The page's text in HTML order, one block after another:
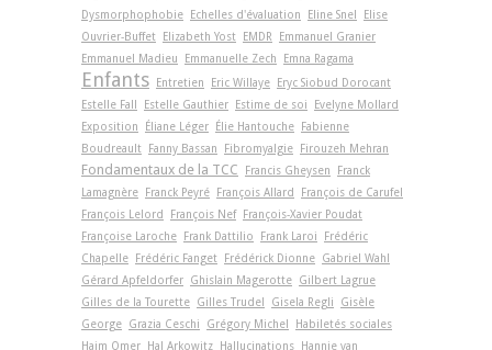
Dysmorphophobie Echelles d'évaluation Eline Snel
Elise
Ouvrier-Buffet Elizabeth Yost EMDR
Emmanuel Granier
Emmanuel Madieu
Emmanuelle Zech Emna Ragama
Enfants Entretien Eric Willaye Eryc Siobud Dorocant
Estelle Fall
Estelle Gauthier Estime de soi
Evelyne Mollard
Exposition
Éliane Léger Élie Hantouche Fabienne
Boudreault Fanny Bassan Fibromyalgie Firouzeh Mehran
Fondamentaux de la TCC Francis Gheysen
Franck
Lamagnère Franck Peyré François Allard
François de Carufel
François Lelord
François Nef François-Xavier Poudat
Françoise Laroche Frank Dattilio Frank Laroi
Frédéric
Chapelle Frédéric Fanget Frédérick Dionne Gabriel Wahl
Gérard Apfeldorfer Ghislain Magerotte Gilbert Lagrue
Gilles de la Tourette Gilles Trudel Gisela Regli
Gisèle
George Grazia Ceschi Grégory Michel
Habiletés sociales
Haim Omer Hal Arkowitz Hallucinations Hannie van